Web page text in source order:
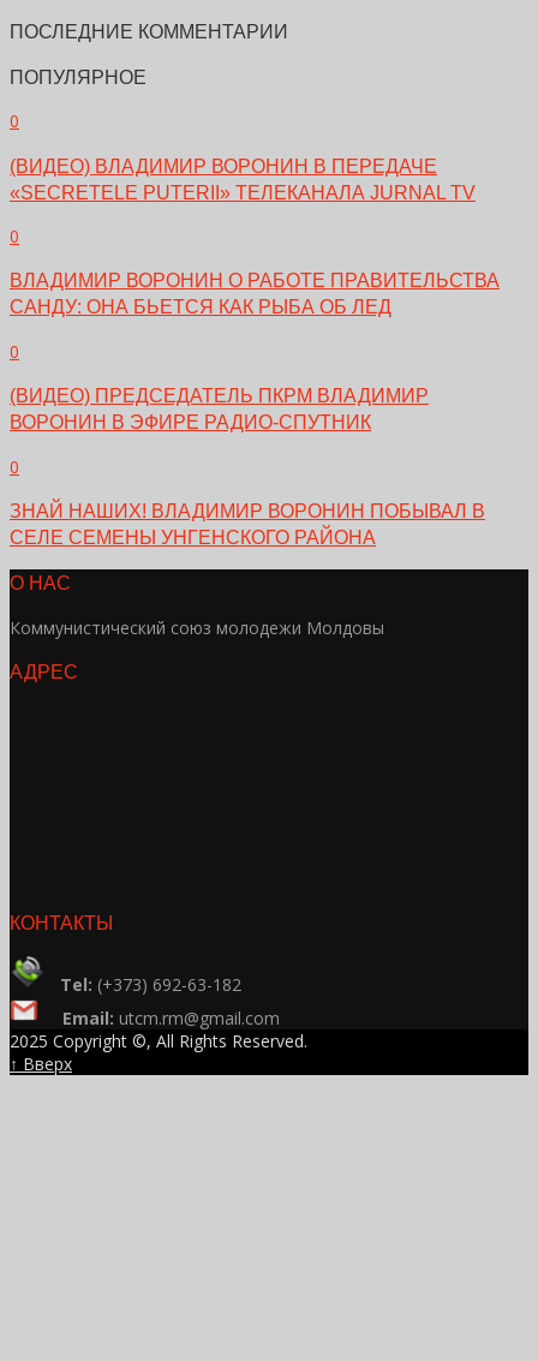
ПОСЛЕДНИЕ КОММЕНТАРИИ
ПОПУЛЯРНОЕ
0
(ВИДЕО) ВЛАДИМИР ВОРОНИН В ПЕРЕДАЧЕ
«SECRETELE PUTERII» ТЕЛЕКАНАЛА JURNAL TV
0
ВЛАДИМИР ВОРОНИН О РАБОТЕ ПРАВИТЕЛЬСТВА
САНДУ: ОНА БЬЕТСЯ КАК РЫБА ОБ ЛЕД
0
(ВИДЕО) ПРЕДСЕДАТЕЛЬ ПКРМ ВЛАДИМИР
ВОРОНИН В ЭФИРЕ РАДИО-СПУТНИК
0
ЗНАЙ НАШИХ! ВЛАДИМИР ВОРОНИН ПОБЫВАЛ В
СЕЛЕ СЕМЕНЫ УНГЕНСКОГО РАЙОНА
О НАС
Коммунистический союз молодежи Молдовы
АДРЕС
КОНТАКТЫ
Tel: (+373) 692-63-182
Email: utcm.rm@gmail.com
2025 Copyright ©, All Rights Reserved.
↑ Вверх